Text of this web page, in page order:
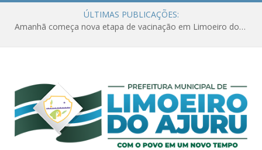
ÚLTIMAS PUBLICAÇÕES:
Amanhã começa nova etapa de vacinação em Limoeiro do Ajuru para idosos com 65 ou mais